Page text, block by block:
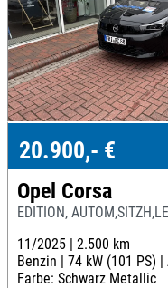
20.900,- €
Opel Corsa
EDITION,
11/2025 | 2.500 km
Benzin | 74 kW (101 PS) |
Farbe: Schwarz Metallic